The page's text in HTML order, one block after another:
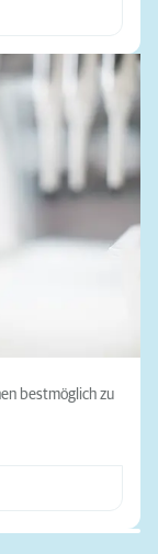
bestmöglich zu